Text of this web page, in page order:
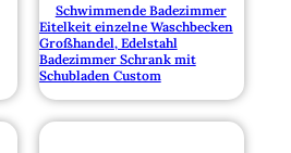
Schwimmende Badezimmer
Eitelkeit einzelne Waschbecken
Großhandel, Edelstahl
Badezimmer Schrank mit
Schubladen Custom